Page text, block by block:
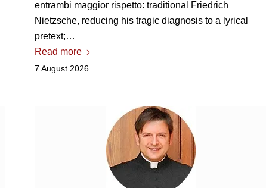
entrambi maggior rispetto: traditional Friedrich
Nietzsche, reducing his tragic diagnosis to a lyrical
pretext;…
Read more
7 August 2026